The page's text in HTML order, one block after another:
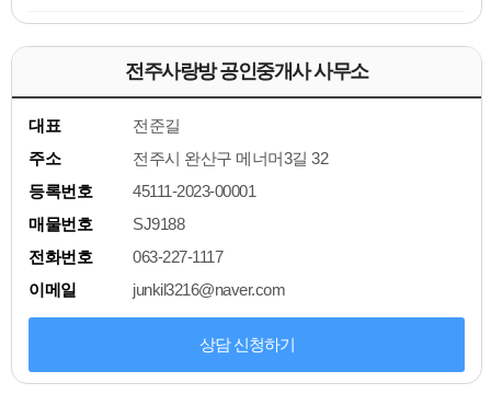
전주사랑방 공인중개사 사무소
대표
전준길
주소
전주시 완산구 메너머3길 32
등록번호
45111-2023-00001
매물번호
SJ9188
전화번호
063-227-1117
이메일
junkil3216@naver.com
상담 신청하기